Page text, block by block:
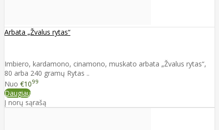
Arbata „Žvalus rytas“
Imbiero, kardamono, cinamono, muskato arbata „Žvalus rytas“,
80 arba 240 gramų Rytas ..
Nuo €1099
Daugiau
Į norų sąrašą